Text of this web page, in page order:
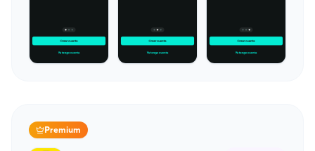
Premium